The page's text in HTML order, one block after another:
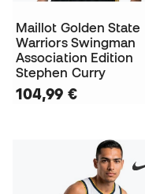
Maillot Golden State
Warriors Swingman
Association Edition
Stephen Curry
104,99 €